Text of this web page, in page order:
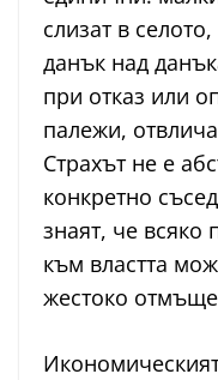
слизат в
данък над
при отказ или
палежи,
Страхът не е
конкретно
знаят, че всяко
към властта
жестоко